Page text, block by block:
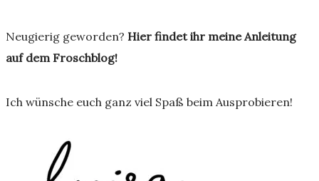
Neugierig geworden? Hier findet ihr meine Anleitung
auf dem Froschblog!
Ich wünsche euch ganz viel Spaß beim Ausprobieren!